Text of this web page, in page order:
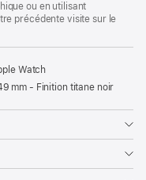
ou en utilisant
précédente visite sur le
Watch
mm - Finition titane noir